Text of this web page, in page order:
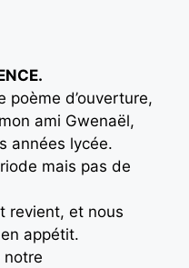
poème d’ouverture,
ami Gwenaël,
années lycée.
mais pas de
revient, et nous
appétit.
notre